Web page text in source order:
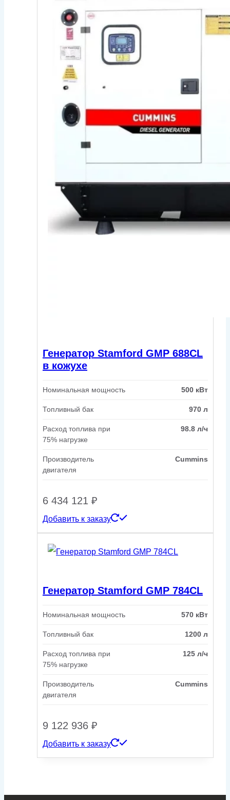
Генератор Stamford GMP 688CL
в кожухе
Номинальная мощность 500 кВт
Топливный бак 970 л
Расход топлива при
75% нагрузке
98.8 л/ч
Производитель
двигателя
Cummins
6 434 121 ₽
Добавить к заказу
Генератор Stamford GMP 784CL
Номинальная мощность 570 кВт
Топливный бак 1200 л
Расход топлива при
75% нагрузке
125 л/ч
Производитель
двигателя
Cummins
9 122 936 ₽
Добавить к заказу